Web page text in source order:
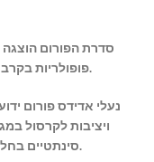
פופולריות בקרב שחקני כדורסל וחובבי נעלי ספורט.
ויציבות לקרסול
סינתטיים בחלק העליון, המציעים עמידות ונושם.